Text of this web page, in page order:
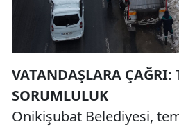
VATANDAŞLARA
SORUMLULUK
Onikişubat Belediyesi,